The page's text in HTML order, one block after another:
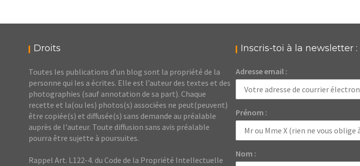
Droits
Toutes les publications d’un blog sont la propriété de la
personne qui les a écrites. Elle est l’auteur des textes et des
photographies (sauf annotation de sa part). Chaque
recette et la(ou les) photos(s) associées ne peut(peuvent)
être copiée(s) et diffusée(s) sans demande au préalable
auprès de l'auteur. Toute diffusion sans avis préalable
pourra être sujette à poursuites.
Rappel Art. L122-4. du Code de la Propriété Intellectuelle
Inscris-toi à la newsletter :
Adresse email :
Prénom :
Nom :